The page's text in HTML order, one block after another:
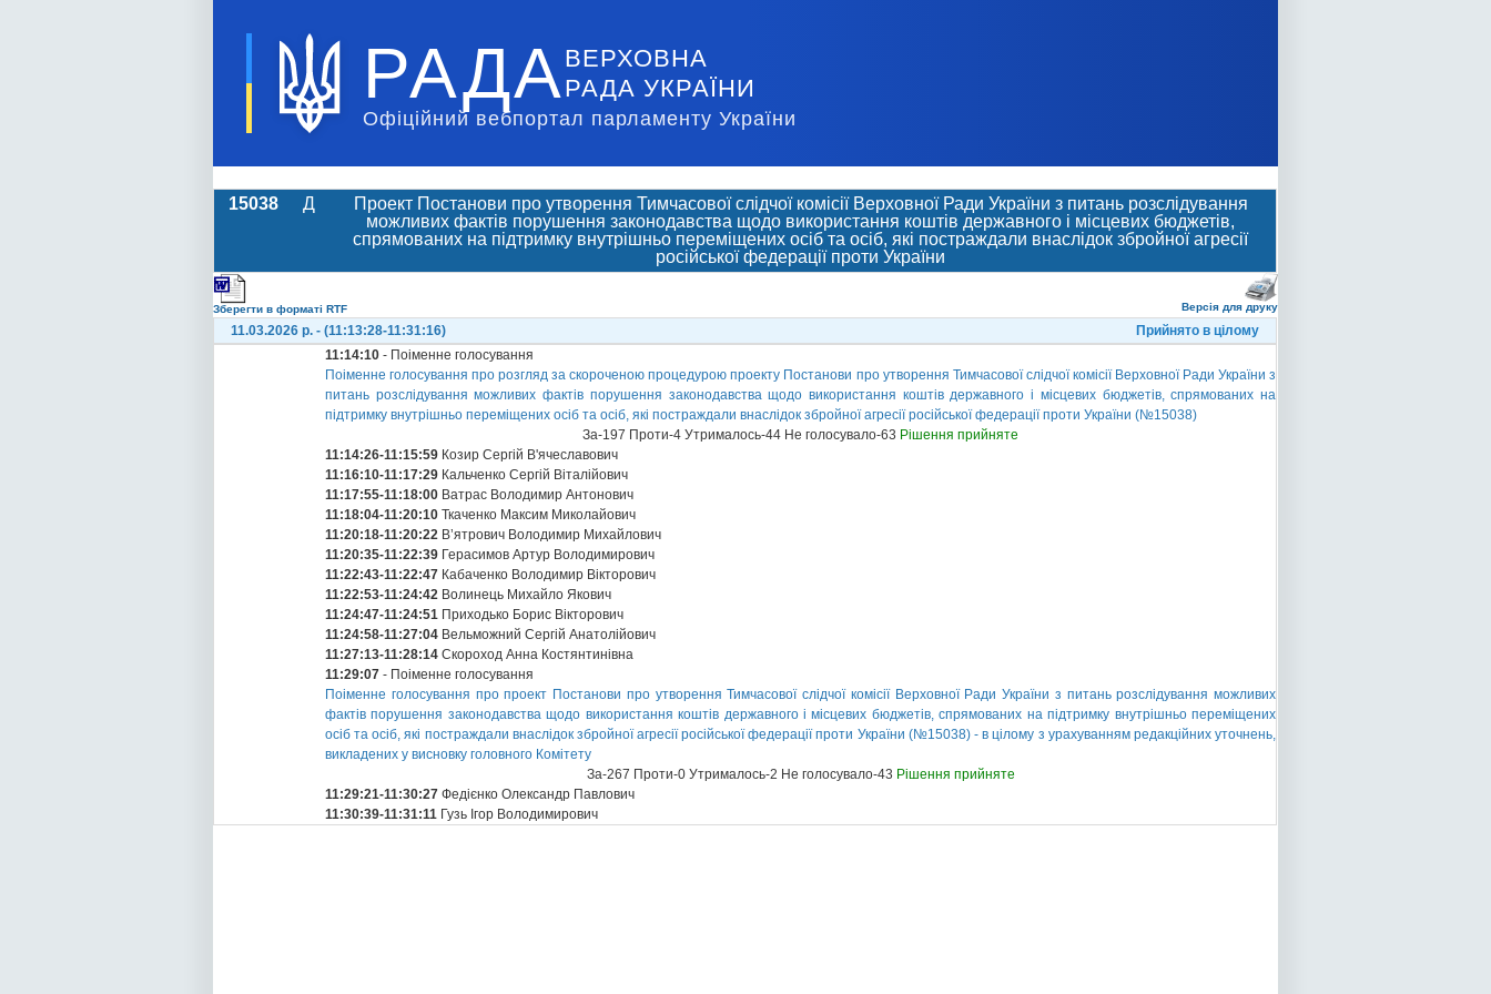
РАДА ВЕРХОВНА
РАДА УКРАЇНИ
Офіційний вебпортал парламенту України
15038 Д
Проект Постанови про утворення Тимчасової слідчої комісії Верховної Ради України з питань розслідування
можливих фактів порушення законодавства щодо використання коштів державного і місцевих бюджетів,
спрямованих на підтримку внутрішньо переміщених осіб та осіб, які постраждали внаслідок збройної агресії
російської федерації проти України
Зберегти в форматі RTF Версія для друку
11.03.2026 р. - (11:13:28-11:31:16)
Прийнято в цілому
11:14:10 - Поіменне голосування
Поіменне голосування про розгляд за скороченою процедурою проекту Постанови про утворення Тимчасової слідчої комісії Верховної Ради України з
питань розслідування можливих фактів порушення законодавства щодо використання коштів державного і місцевих бюджетів, спрямованих на
підтримку внутрішньо переміщених осіб та осіб, які постраждали внаслідок збройної агресії російської федерації проти України (№15038)
За-197 Проти-4 Утрималось-44 Не голосувало-63 Рішення прийняте
11:14:26-11:15:59 Козир Сергій В'ячеславович
11:16:10-11:17:29 Кальченко Сергій Віталійович
11:17:55-11:18:00 Ватрас Володимир Антонович
11:18:04-11:20:10 Ткаченко Максим Миколайович
11:20:18-11:20:22 В’ятрович Володимир Михайлович
11:20:35-11:22:39 Герасимов Артур Володимирович
11:22:43-11:22:47 Кабаченко Володимир Вікторович
11:22:53-11:24:42 Волинець Михайло Якович
11:24:47-11:24:51 Приходько Борис Вікторович
11:24:58-11:27:04 Вельможний Сергій Анатолійович
11:27:13-11:28:14 Скороход Анна Костянтинівна
11:29:07 - Поіменне голосування
Поіменне голосування про проект Постанови про утворення Тимчасової слідчої комісії Верховної Ради України з питань розслідування можливих
фактів порушення законодавства щодо використання коштів державного і місцевих бюджетів, спрямованих на підтримку внутрішньо переміщених
осіб та осіб, які постраждали внаслідок збройної агресії російської федерації проти України (№15038) - в цілому з урахуванням редакційних уточнень,
викладених у висновку головного Комітету
За-267 Проти-0 Утрималось-2 Не голосувало-43 Рішення прийняте
11:29:21-11:30:27 Федієнко Олександр Павлович
11:30:39-11:31:11 Гузь Ігор Володимирович